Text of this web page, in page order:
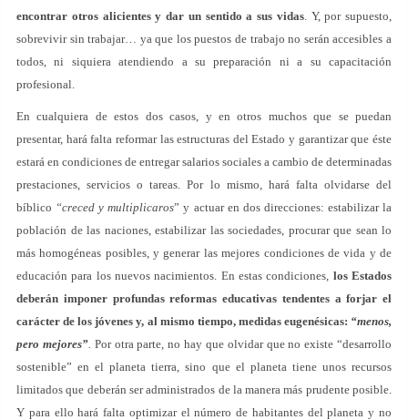
encontrar otros alicientes y dar un sentido a sus vidas. Y, por supuesto,
sobrevivir sin trabajar… ya que los puestos de trabajo no serán accesibles a
todos, ni siquiera atendiendo a su preparación ni a su capacitación
profesional.
En cualquiera de estos dos casos, y en otros muchos que se puedan
presentar, hará falta reformar las estructuras del Estado y garantizar que éste
estará en condiciones de entregar salarios sociales a cambio de determinadas
prestaciones, servicios o tareas. Por lo mismo, hará falta olvidarse del
bíblico “creced y multiplicaros” y actuar en dos direcciones: estabilizar la
población de las naciones, estabilizar las sociedades, procurar que sean lo
más homogéneas posibles, y generar las mejores condiciones de vida y de
educación para los nuevos nacimientos. En estas condiciones, los Estados
deberán imponer profundas reformas educativas tendentes a forjar el
carácter de los jóvenes y, al mismo tiempo, medidas eugenésicas: “menos,
pero mejores”. Por otra parte, no hay que olvidar que no existe “desarrollo
sostenible” en el planeta tierra, sino que el planeta tiene unos recursos
limitados que deberán ser administrados de la manera más prudente posible.
Y para ello hará falta optimizar el número de habitantes del planeta y no